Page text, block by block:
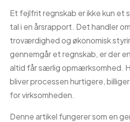
Et fejlfrit regnskab er ikke kun et
tal i en årsrapport. Det handler
troværdighed og økonomisk
gennemgår et regnskab, er der
altid får særlig opmærksomhed.
bliver processen hurtigere,
for virksomheden.
Denne artikel fungerer som en